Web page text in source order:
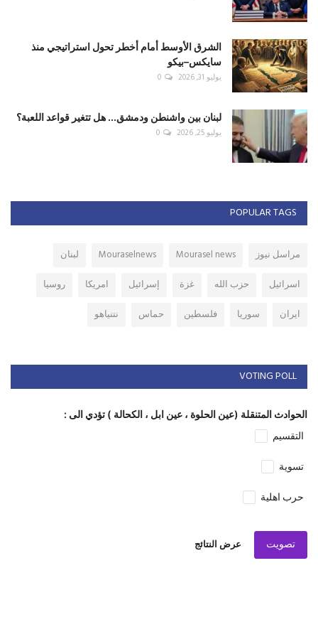
الشرق الأوسط أمام أخطر تحول استراتيجي منذ
سايكس–بيكو
يوليو 31, 2026 0
لبنان بين واشنطن ودمشق... هل تتغير قواعد اللعبة؟
يوليو 25, 2026 0
POPULAR TAGS
مراسل نيوز Mourasel news
Mouraselnews
لبنان
اسرائيل
حزب الله غزة إسرائيل امريكا
روسيا
ايران
سوريا فلسطين حماس نتنياهو
VOTING POLL
الحوادث المتنقلة (عين الحلوة ، عين ابل ، الكحالة ) تؤدي الى :
التقسيم
تسوية
حرب اهلية
تصويت عرض النتائج